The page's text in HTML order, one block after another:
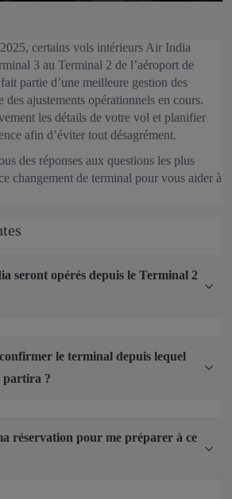
certains vols intérieurs Air India
3 au Terminal 2 de l’aéroport de
partie d’une meilleure gestion des
des ajustements opérationnels en cours.
les détails de votre vol et planifier
afin d’éviter tout désagrément.
des réponses aux questions les plus
changement de terminal pour vous aider à
seront opérés depuis le Terminal 2
le terminal depuis lequel
?
réservation pour me préparer à ce